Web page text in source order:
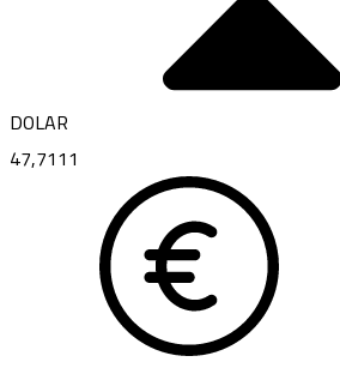
DOLAR
47,7111